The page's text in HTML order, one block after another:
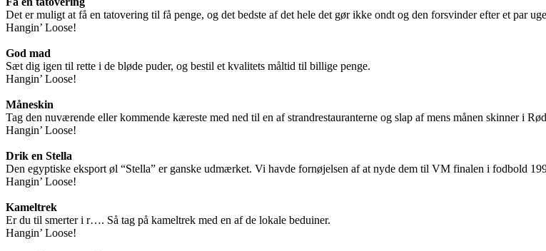
Det er muligt at få en tatovering til få penge, og det bedste af det hele det gør ikke ondt og den forsvinder efter et par
Hangin’ Loose!
God mad
Sæt dig igen til rette i de bløde puder, og bestil et kvalitets måltid til billige penge.
Hangin’ Loose!
Måneskin
Tag den nuværende eller kommende kæreste med ned til en af strandrestauranterne og slap af mens månen skinner i
Hangin’ Loose!
Drik en Stella
Den egyptiske eksport øl “Stella” er ganske udmærket. Vi havde fornøjelsen af at nyde dem til VM finalen i fodbold
Hangin’ Loose!
Kameltrek
Er du til smerter i r…. Så tag på kameltrek med en af de lokale beduiner.
Hangin’ Loose!